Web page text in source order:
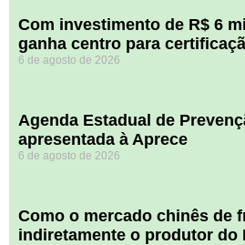
Com investimento de R$ 6
ganha centro para
6 de agosto de 2026
Agenda Estadual de
apresentada à Aprece
6 de agosto de 2026
​Como o mercado chinês de
indiretamente o produtor do